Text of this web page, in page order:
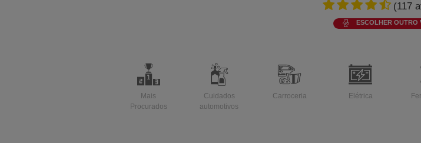
(117
ESCOLHER OUTRO
Mais
Procurados
Cuidados
automotivos
Carroceria Elétrica